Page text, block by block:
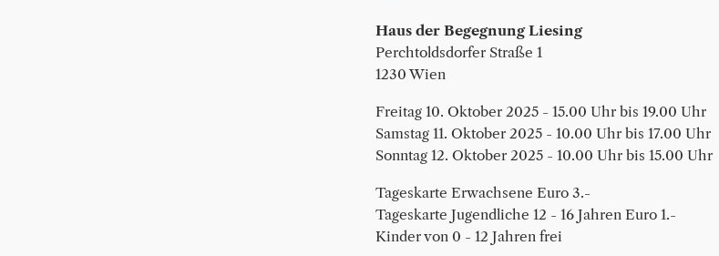
Haus der Begegnung Liesing
Perchtoldsdorfer Straße 1
1230 Wien
Freitag 10. Oktober 2025 - 15.00 Uhr bis 19.00 Uhr
Samstag 11. Oktober 2025 - 10.00 Uhr bis 17.00 Uhr
Sonntag 12. Oktober 2025 - 10.00 Uhr bis 15.00 Uhr
Tageskarte Erwachsene Euro 3.-
Tageskarte Jugendliche 12 - 16 Jahren Euro 1.-
Kinder von 0 - 12 Jahren frei